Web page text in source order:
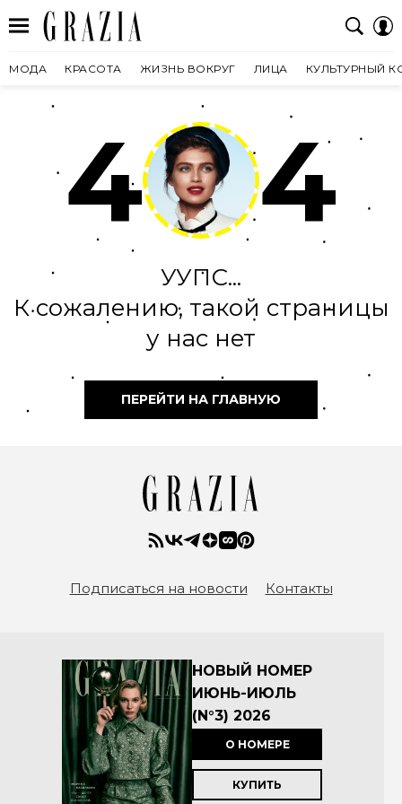
МОДА КРАСОТА ЖИЗНЬ ВОКРУГ ЛИЦА КУЛЬТУРНЫЙ
4 4
УУПС...
К сожалению, такой страницы
у нас нет
ПЕРЕЙТИ НА ГЛАВНУЮ
Подписаться на новости Контакты
НОВЫЙ НОМЕР
ИЮНЬ-ИЮЛЬ
(N°3) 2026
О НОМЕРЕ
КУПИТЬ